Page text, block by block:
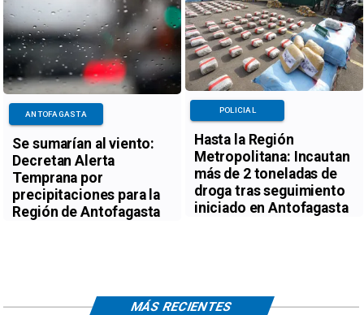
Se sumarían al viento:
Decretan Alerta
Temprana por
precipitaciones para la
Región de Antofagasta
ANTOFAGASTA
Hasta la Región
Metropolitana: Incautan
más de 2 toneladas de
droga tras seguimiento
iniciado en Antofagasta
POLICIAL
MÁS RECIENTES